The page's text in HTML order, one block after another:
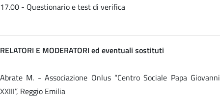
17.00 - Questionario e test di verifica
RELATORI E MODERATORI ed eventuali sostituti
Abrate M. - Associazione Onlus “Centro Sociale Papa Giovanni
XXIII”, Reggio Emilia